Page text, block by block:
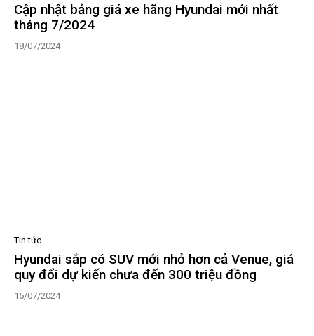
Cập nhật bảng giá xe hãng Hyundai mới nhất
tháng 7/2024
18/07/2024
Tin tức
Hyundai sắp có SUV mới nhỏ hơn cả Venue, giá
quy đổi dự kiến chưa đến 300 triệu đồng
15/07/2024